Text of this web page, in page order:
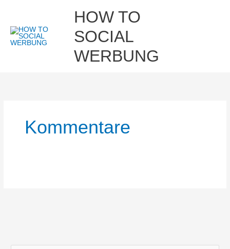
springen
HOW TO
SOCIAL
WERBUNG
Kommentare